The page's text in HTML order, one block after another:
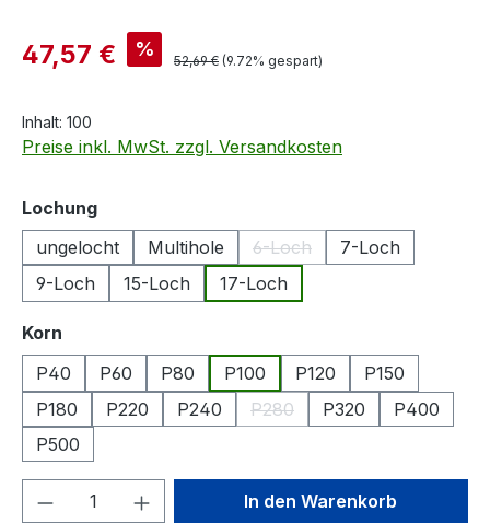
Verkaufspreis:
47,57 € % Regulärer Preis:
52,69 € (9.72% gespart)
Inhalt: 100
Preise inkl. MwSt. zzgl. Versandkosten
Lochungauswählen
ungelocht
Multihole 6-Loch
(Diese Option ist zurzeit
7-Loch
9-Loch
15-Loch 17-Loch
Korn
P40
P60 P80 P100 P120
P150
P180
P220 P240 P280
(Diese Option ist zurzeit nicht
P320
P400
P500
Produkt Anzahl: Gib denIn den Warenkorb